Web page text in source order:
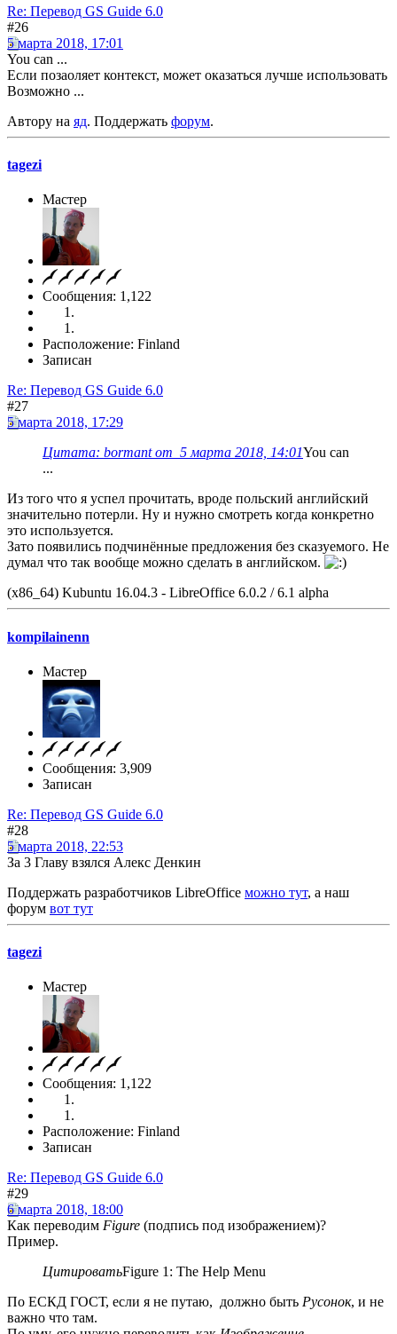
Re: Перевод GS Guide 6.0
#26
5 марта 2018, 17:01
You can ...
Если позаоляет контекст, может оказаться лучше использовать
Возможно ...
Автору на яд. Поддержать форум.
tagezi
Мастер
Сообщения: 1,122
Расположение: Finland
Записан
Re: Перевод GS Guide 6.0
#27
5 марта 2018, 17:29
Цитата: bormant от 5 марта 2018, 14:01You can
...
Из того что я успел прочитать, вроде польский английский
значительно потерли. Ну и нужно смотреть когда конкретно
это используется.
Зато появились подчинённые предложения без сказуемого. Не
думал что так вообще можно сделать в английском.
(x86_64) Kubuntu 16.04.3 - LibreOffice 6.0.2 / 6.1 alpha
kompilainenn
Мастер
Сообщения: 3,909
Записан
Re: Перевод GS Guide 6.0
#28
5 марта 2018, 22:53
За 3 Главу взялся Алекс Денкин
Поддержать разработчиков LibreOffice можно тут, а наш
форум вот тут
tagezi
Мастер
Сообщения: 1,122
Расположение: Finland
Записан
Re: Перевод GS Guide 6.0
#29
6 марта 2018, 18:00
Как переводим Figure (подпись под изображением)?
Пример.
ЦитироватьFigure 1: The Help Menu
По ЕСКД ГОСТ, если я не путаю, должно быть Русонок, и не
важно что там.